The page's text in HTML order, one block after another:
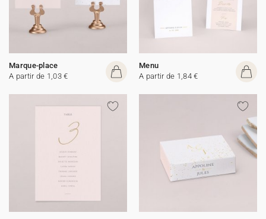
Marque-place
A partir de 1,03 €
Menu
A partir de 1,84 €